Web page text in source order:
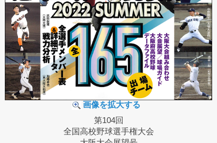
画像を拡大する
第104回
全国高校野球選手権大会